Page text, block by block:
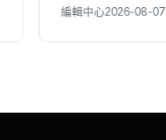
編輯中心2026-08-07